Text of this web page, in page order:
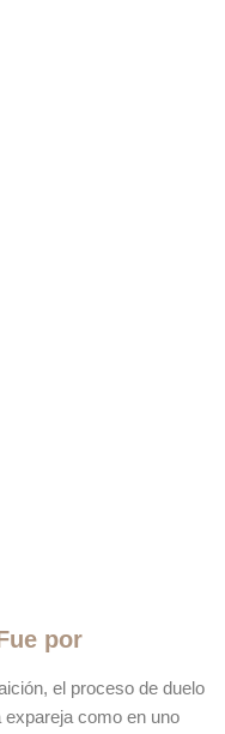
por
el proceso de duelo
como en uno